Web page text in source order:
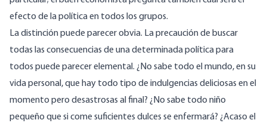
efecto de la política en todos los grupos.
La distinción puede parecer obvia. La precaución de buscar
todas las consecuencias de una determinada política para
todos puede parecer elemental. ¿No sabe todo el mundo, en su
vida personal, que hay todo tipo de indulgencias deliciosas en el
momento pero desastrosas al final? ¿No sabe todo niño
pequeño que si come suficientes dulces se enfermará? ¿Acaso el